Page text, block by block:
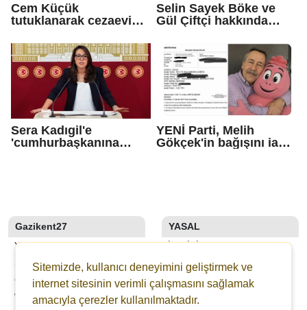
Cem Küçük
tutuklanarak cezaevine
Selin Sayek Böke ve
Gül Çiftçi hakkında
başlatılacak
Sera Kadıgil'e
'cumhurbaşkanına
YENİ Parti, Melih
Gökçek'in bağışını iade
Gazikent27
YAZARLAR
SON DAKİKA
GALERİLER
WEBTV
YASAL
İLETIŞIM
KÜNYE
YAYIN İLKELERI
KURALLAR
Sitemizde, kullanıcı deneyimini geliştirmek ve
internet sitesinin verimli çalışmasını sağlamak
amacıyla çerezler kullanılmaktadır.